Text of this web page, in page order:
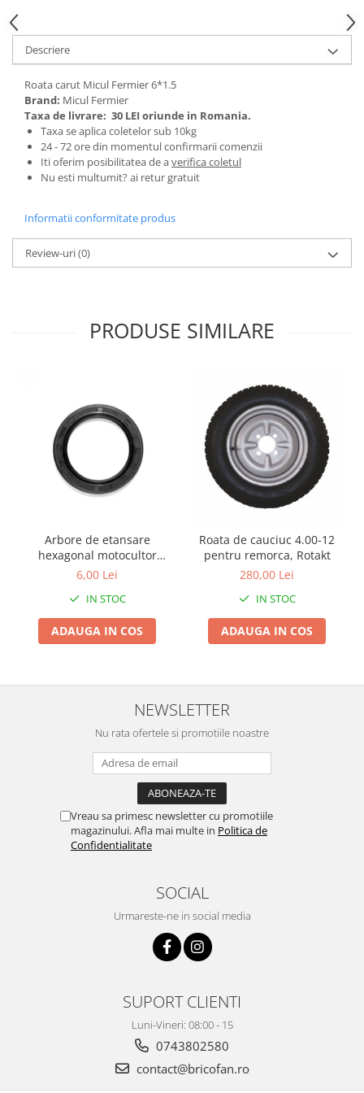
Zootehnie
Incubatoare, oparitoare si
deplumatoare
Echipamente pentru animale
Aparate de tuns animale
Piese si accesorii aparate de tuns
animale
Tarcuri animale
Masini batut stalpi si accesorii
Roabe & accesorii
Casute gradina si cutii depozitare
Zdrobitoare electrice
Zdrobitoare electrice & manuale
Zdrobitoare manuale
Masini de cusut si accesorii
Sere si solarii
Suflante si aspiratoare exterior
Unelte altoit
Unelte manuale de gradina -
Stropitori
Masini de maturat manuale
Pentru Casa si Camping
Aragaze, plite, piese butelii de
Accesorii aragaze & butelii
Prelungitoare & cabluri electrice
Descriere
Roata carut Micul Fermier 6*1.5
Brand: Micul Fermier
Taxa de livrare: 30 LEI oriunde in Romania.
Taxa se aplica coletelor sub 10kg
24 - 72 ore din momentul confirmarii comenzii
Iti oferim posibilitatea de averifica coletul
Nu esti multumit? ai retur gratuit
Informatii conformitate produs
Review-uri(0)
PRODUSE SIMILARE
Arbore de etansare
hexagonal motocultor
45*62*8 178/186F,
6,00 Lei
IN STOC
ADAUGA IN COS
Roata de cauciuc 4.00-12
pentru remorca, Rotakt
280,00 Lei
IN STOC
ADAUGA IN COS
NEWSLETTER
Nu rata ofertele si promotiile noastre
Vreau sa primesc newsletter cu promotiile
magazinului. Afla mai multe in Politica de
Confidentialitate
SOCIAL
Urmareste-ne in social media
SUPORT CLIENTI
Luni-Vineri: 08:00 - 15
0743802580
contact@bricofan.ro